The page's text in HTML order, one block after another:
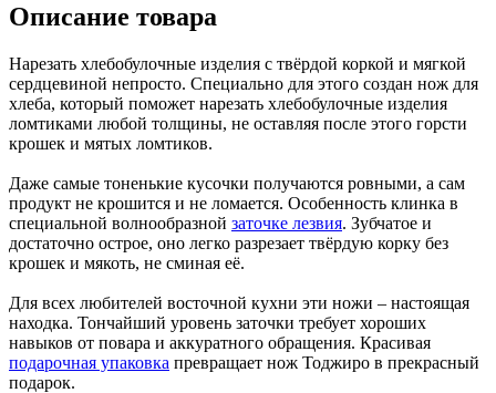
Описание товара
Нарезать хлебобулочные изделия с твёрдой коркой и мягкой
сердцевиной непросто. Специально для этого создан нож для
хлеба, который поможет нарезать хлебобулочные изделия
ломтиками любой толщины, не оставляя после этого горсти
крошек и мятых ломтиков.
Даже самые тоненькие кусочки получаются ровными, а сам
продукт не крошится и не ломается. Особенность клинка в
специальной волнообразной заточке лезвия. Зубчатое и
достаточно острое, оно легко разрезает твёрдую корку без
крошек и мякоть, не сминая её.
Для всех любителей восточной кухни эти ножи – настоящая
находка. Тончайший уровень заточки требует хороших
навыков от повара и аккуратного обращения. Красивая
подарочная упаковка превращает нож Тоджиро в прекрасный
подарок.